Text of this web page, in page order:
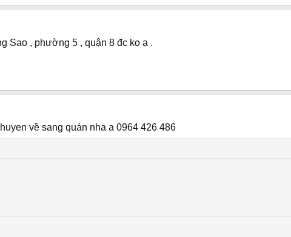
Sao , phường 5 , quận 8 đc ko ạ .
về sang quán nha a 0964 426 486